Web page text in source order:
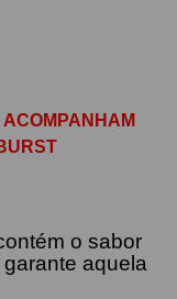
o sabor
aquela